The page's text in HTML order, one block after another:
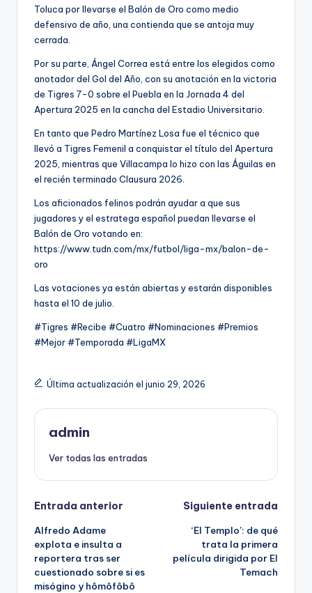
Toluca por llevarse el Balón de Oro como medio
defensivo de año, una contienda que se antoja muy
cerrada.
Por su parte, Ángel Correa está entre los elegidos como
anotador del Gol del Año, con su anotación en la victoria
de Tigres 7-0 sobre el Puebla en la Jornada 4 del
Apertura 2025 en la cancha del Estadio Universitario.
En tanto que Pedro Martínez Losa fue el técnico que
llevó a Tigres Femenil a conquistar el título del Apertura
2025, mientras que Villacampa lo hizo con las Águilas en
el recién terminado Clausura 2026.
Los aficionados felinos podrán ayudar a que sus
jugadores y el estratega español puedan llevarse el
Balón de Oro votando en:
https://www.tudn.com/mx/futbol/liga-mx/balon-de-
oro
Las votaciones ya están abiertas y estarán disponibles
hasta el 10 de julio.
#Tigres #Recibe #Cuatro #Nominaciones #Premios
#Mejor #Temporada #LigaMX
Última actualización el junio 29, 2026
admin
Ver todas las entradas
Navegación
de
entradas
Entrada anterior
Alfredo Adame
explota e insulta a
reportera tras ser
cuestionado sobre si es
misógino y hômôfôbô
Siguiente entrada
‘El Templo’: de qué
trata la primera
película dirigida por El
Temach